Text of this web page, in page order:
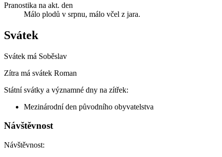
Pranostika na akt. den
Málo plodů v srpnu, málo včel z jara.
Svátek
Svátek má Soběslav
Zítra má svátek Roman
Státní svátky a významné dny na zítřek:
Mezinárodní den původního obyvatelstva
Návštěvnost
Návštěvnost: